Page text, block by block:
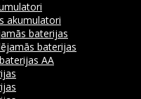
akumulatori
baterijas
baterijas
AA